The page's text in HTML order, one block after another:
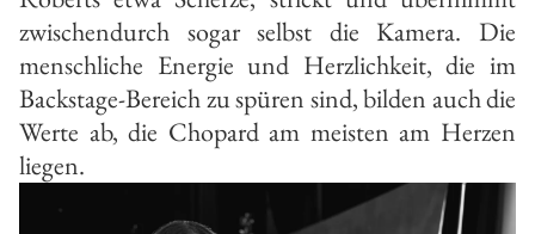
zwischendurch sogar selbst die Kamera. Die
menschliche Energie und Herzlichkeit, die im
Backstage-Bereich zu spüren sind, bilden auch die
Werte ab, die Chopard am meisten am Herzen
liegen.